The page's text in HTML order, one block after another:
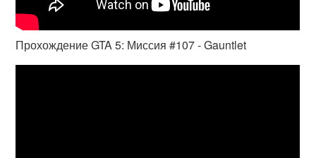
Прохождение GTA 5: Миссия #107 - Gauntlet